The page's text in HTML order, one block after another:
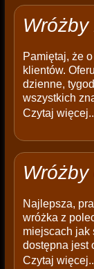
Pamiętaj, że
klientów.
dzienne,
wszystkich
Czytaj
Najlepsza,
wróżka z
miejscach jak
dostępna jest
Czytaj